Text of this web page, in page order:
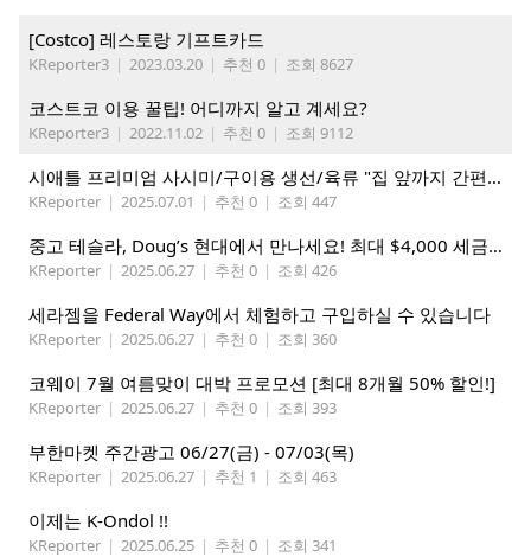
[Costco] 레스토랑 기프트카드
KReporter3 | 2023.03.20 | 추천 0 | 조회 8627
코스트코 이용 꿀팁! 어디까지 알고 계세요?
KReporter3 | 2022.11.02 | 추천 0 | 조회 9112
시애틀 프리미엄 사시미/구이용 생선/육류 "집 앞까지 간편하게" – 영오션닷컴
KReporter | 2025.07.01 | 추천 0 | 조회 447
중고 테슬라, Doug’s 현대에서 만나세요! 최대 $4,000 세금 혜택까지!
KReporter | 2025.06.27 | 추천 0 | 조회 426
세라젬을 Federal Way에서 체험하고 구입하실 수 있습니다
KReporter | 2025.06.27 | 추천 0 | 조회 360
코웨이 7월 여름맞이 대박 프로모션 [최대 8개월 50% 할인!]
KReporter | 2025.06.27 | 추천 0 | 조회 393
부한마켓 주간광고 06/27(금) - 07/03(목)
KReporter | 2025.06.27 | 추천 1 | 조회 463
이제는 K-Ondol !!
KReporter | 2025.06.25 | 추천 0 | 조회 341